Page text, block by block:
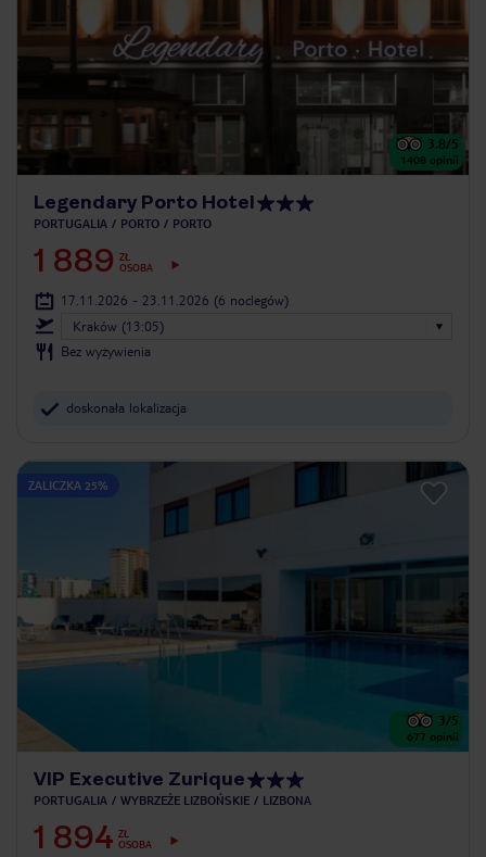
3.8/5
1408 opinii
Legendary Porto Hotel
PORTUGALIA PORTO PORTO
1 889 ZŁ
OSOBA
17.11.2026 - 23.11.2026 (6 noclegów)
Kraków (13:05)
Bez wyżywienia
doskonała lokalizacja
ZALICZKA 25%
3/5
677 opinii
VIP Executive Zurique
PORTUGALIA WYBRZEŻE LIZBOŃSKIE LIZBONA
1 894 ZŁ
OSOBA